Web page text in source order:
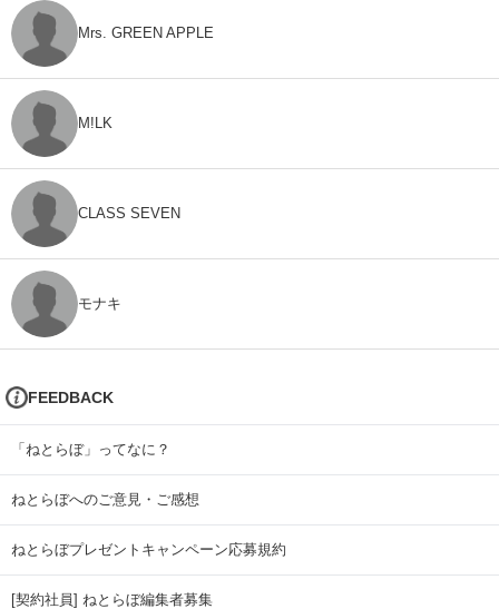
Mrs. GREEN APPLE
M!LK
CLASS SEVEN
モナキ
FEEDBACK
「ねとらぼ」ってなに？
ねとらぼへのご意見・ご感想
ねとらぼプレゼントキャンペーン応募規約
[契約社員] ねとらぼ編集者募集